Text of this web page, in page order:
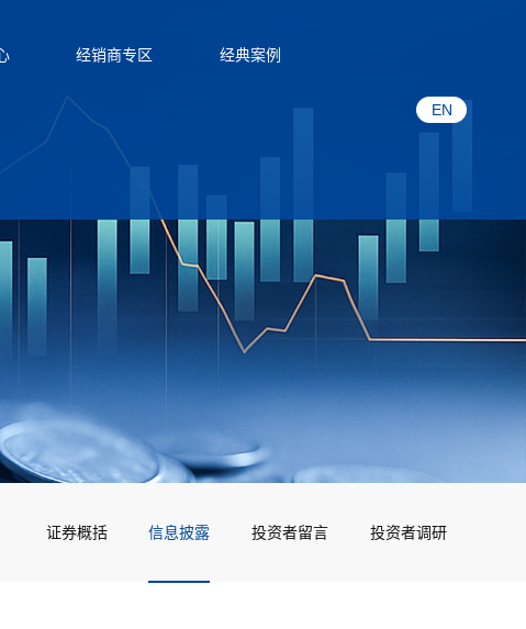
经销商专区 经典案例
EN
证券概括 信息披露 投资者留言 投资者调研